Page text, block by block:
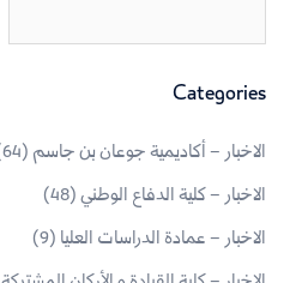
Categories
الاخبار – أكاديمية جوعان بن جاسم (64)
الاخبار – كلية الدفاع الوطني (48)
الاخبار – عمادة الدراسات العليا (9)